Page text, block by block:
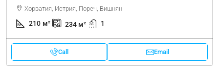
Хорватия, Истрия, Пореч, Вишнян
210 м² 234 м² 1
Call Email